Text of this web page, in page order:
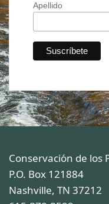
Apellido
Conservación de los
P.O. Box 121884
Nashville, TN 37212